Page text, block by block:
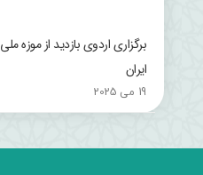
برگزاری اردوی بازدید از موزه ملی
ایران
19 می 2025